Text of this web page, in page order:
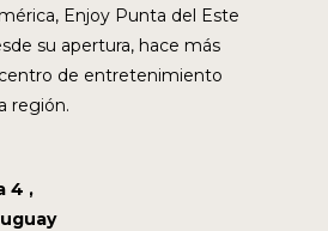
Enjoy Punta del Este
su apertura, hace más
de entretenimiento
región.
4 ,